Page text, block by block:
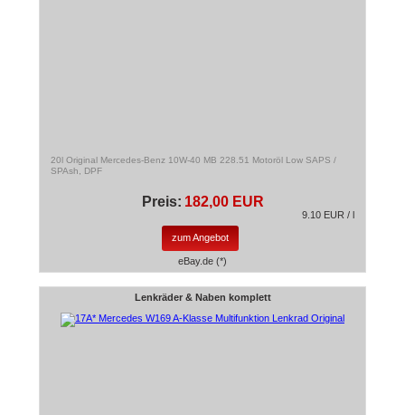
20l Original Mercedes-Benz 10W-40 MB 228.51 Motoröl Low SAPS /
SPAsh, DPF
Preis: 182,00 EUR
9.10 EUR / l
zum Angebot
eBay.de (*)
Lenkräder & Naben komplett